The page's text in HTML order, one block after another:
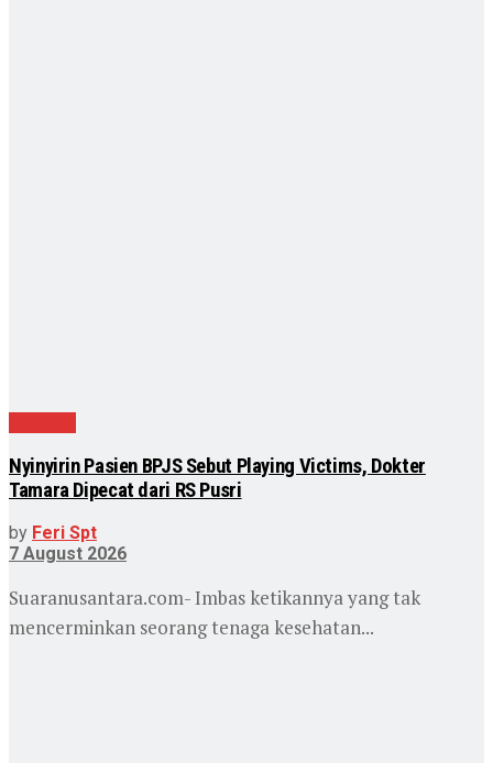
Nyinyirin Pasien BPJS Sebut Playing Victims, Dokter
Tamara Dipecat dari RS Pusri
by Feri Spt
7 August 2026
Suaranusantara.com- Imbas ketikannya yang tak
mencerminkan seorang tenaga kesehatan...